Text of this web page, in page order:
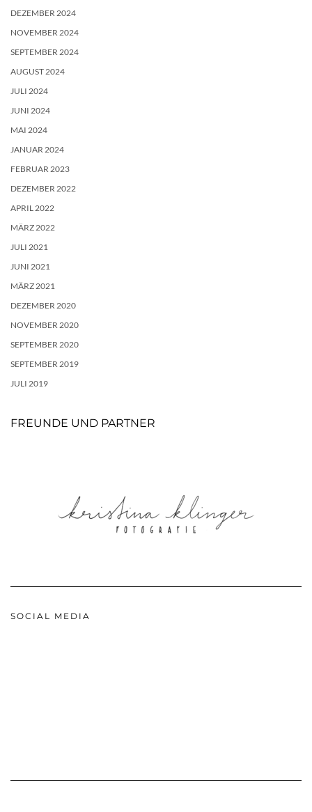
DEZEMBER 2024
NOVEMBER 2024
SEPTEMBER 2024
AUGUST 2024
JULI 2024
JUNI 2024
MAI 2024
JANUAR 2024
FEBRUAR 2023
DEZEMBER 2022
APRIL 2022
MÄRZ 2022
JULI 2021
JUNI 2021
MÄRZ 2021
DEZEMBER 2020
NOVEMBER 2020
SEPTEMBER 2020
SEPTEMBER 2019
JULI 2019
FREUNDE UND PARTNER
SOCIAL MEDIA